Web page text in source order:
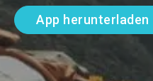
App herunterladen